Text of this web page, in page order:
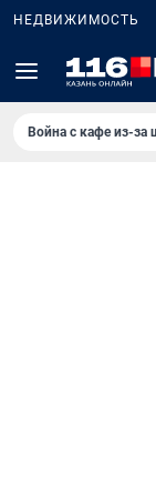
НЕДВИЖИМОСТЬ
Война с кафе из-за